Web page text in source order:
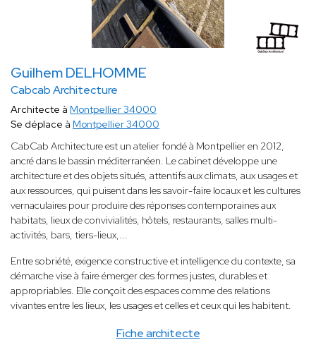
Guilhem DELHOMME
Cabcab Architecture
Fiche architecte
Architecte à Montpellier 34000
Se déplace à Montpellier 34000
CabCab Architecture est un atelier fondé à Montpellier en 2012,
ancré dans le bassin méditerranéen. Le cabinet développe une
architecture et des objets situés, attentifs aux climats, aux usages et
aux ressources, qui puisent dans les savoir-faire locaux et les cultures
vernaculaires pour produire des réponses contemporaines aux
habitats, lieux de convivialités, hôtels, restaurants, salles multi-
activités, bars, tiers-lieux,...
Entre sobriété, exigence constructive et intelligence du contexte, sa
démarche vise à faire émerger des formes justes, durables et
appropriables. Elle conçoit des espaces comme des relations
vivantes entre les lieux, les usages et celles et ceux qui les habitent.